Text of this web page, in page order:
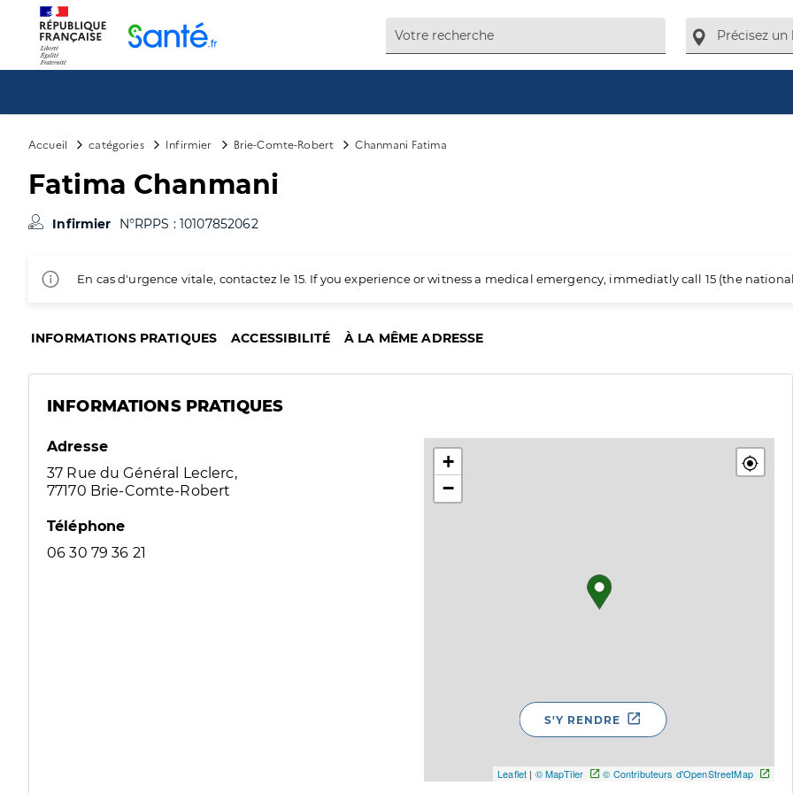
Accueil catégories Infirmier Brie-Comte-Robert Chanmani Fatima
Fatima Chanmani
Infirmier N°RPPS : 10107852062
En cas d'urgence vitale, contactez le 15. If you experience or witness a medical emergency, immediatly call 15 (the
INFORMATIONS PRATIQUES ACCESSIBILITÉ À LA MÊME ADRESSE
INFORMATIONS PRATIQUES
Adresse
37 Rue du Général Leclerc,
77170 Brie-Comte-Robert
Téléphone
06 30 79 36 21
+
−
Leaflet | © MapTiler © Contributeurs d'OpenStreetMap
S'Y RENDRE
Panneau de gestion des cookies